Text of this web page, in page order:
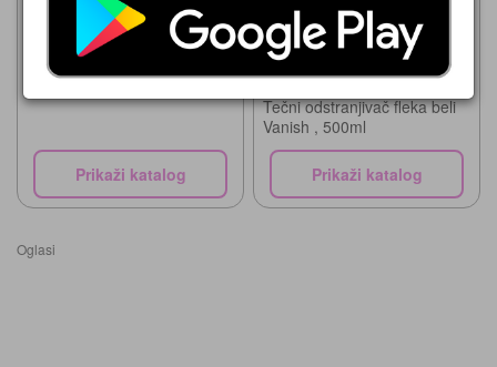
Prikaži katalog
Maxi
06.08.-26.08.2026
399,99 din
Tečni odstranjivač fleka beli
Vanish , 500ml
Prikaži katalog
Oglasi